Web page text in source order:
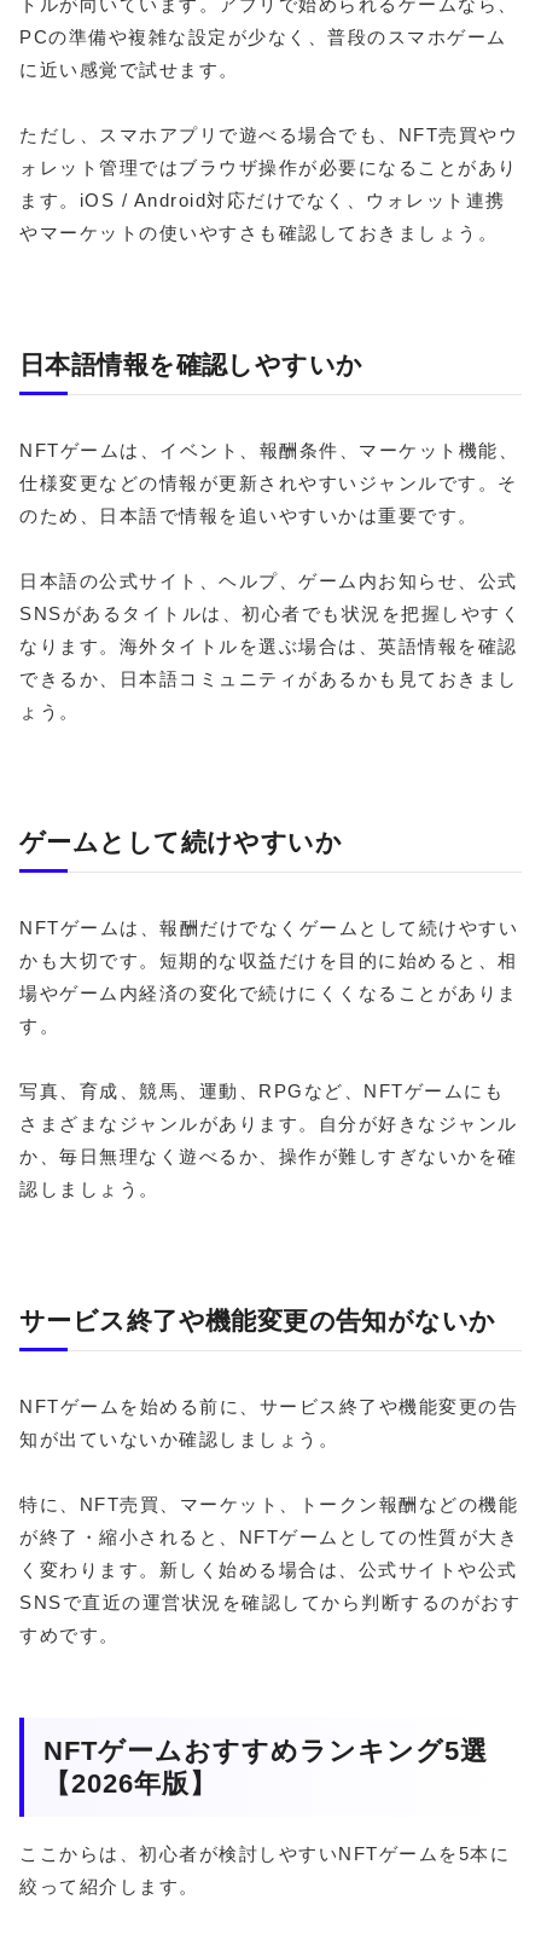
トルが向いています。アプリで始められるゲームなら、
PCの準備や複雑な設定が少なく、普段のスマホゲーム
に近い感覚で試せます。
ただし、スマホアプリで遊べる場合でも、NFT売買やウ
ォレット管理ではブラウザ操作が必要になることがあり
ます。iOS / Android対応だけでなく、ウォレット連携
やマーケットの使いやすさも確認しておきましょう。
日本語情報を確認しやすいか
NFTゲームは、イベント、報酬条件、マーケット機能、
仕様変更などの情報が更新されやすいジャンルです。そ
のため、日本語で情報を追いやすいかは重要です。
日本語の公式サイト、ヘルプ、ゲーム内お知らせ、公式
SNSがあるタイトルは、初心者でも状況を把握しやすく
なります。海外タイトルを選ぶ場合は、英語情報を確認
できるか、日本語コミュニティがあるかも見ておきまし
ょう。
ゲームとして続けやすいか
NFTゲームは、報酬だけでなくゲームとして続けやすい
かも大切です。短期的な収益だけを目的に始めると、相
場やゲーム内経済の変化で続けにくくなることがありま
す。
写真、育成、競馬、運動、RPGなど、NFTゲームにも
さまざまなジャンルがあります。自分が好きなジャンル
か、毎日無理なく遊べるか、操作が難しすぎないかを確
認しましょう。
サービス終了や機能変更の告知がないか
NFTゲームを始める前に、サービス終了や機能変更の告
知が出ていないか確認しましょう。
特に、NFT売買、マーケット、トークン報酬などの機能
が終了・縮小されると、NFTゲームとしての性質が大き
く変わります。新しく始める場合は、公式サイトや公式
SNSで直近の運営状況を確認してから判断するのがおす
すめです。
NFTゲームおすすめランキング5選
【2026年版】
ここからは、初心者が検討しやすいNFTゲームを5本に
絞って紹介します。